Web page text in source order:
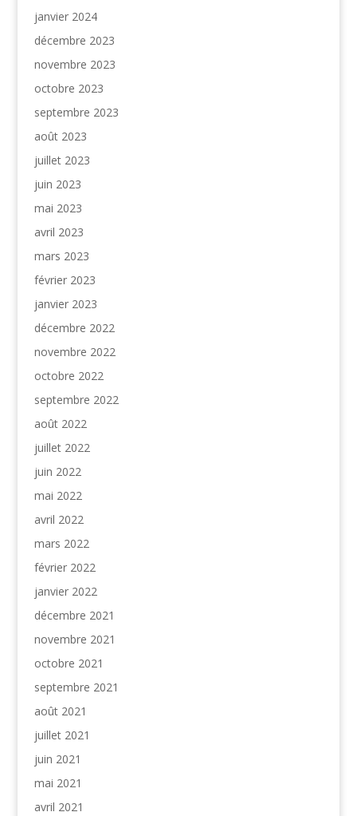
janvier 2024
décembre 2023
novembre 2023
octobre 2023
septembre 2023
août 2023
juillet 2023
juin 2023
mai 2023
avril 2023
mars 2023
février 2023
janvier 2023
décembre 2022
novembre 2022
octobre 2022
septembre 2022
août 2022
juillet 2022
juin 2022
mai 2022
avril 2022
mars 2022
février 2022
janvier 2022
décembre 2021
novembre 2021
octobre 2021
septembre 2021
août 2021
juillet 2021
juin 2021
mai 2021
avril 2021